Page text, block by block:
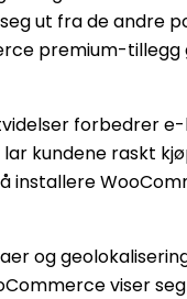
ut fra de andre
premium-tillegg
forbedrer
kundene raskt
installere
og
viser